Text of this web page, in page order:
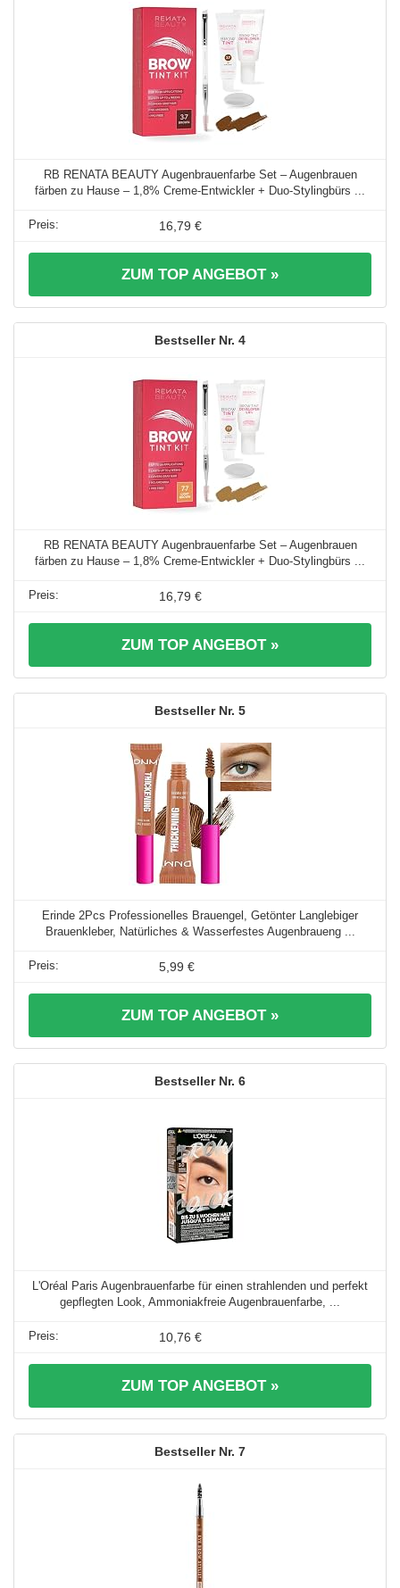
RB RENATA BEAUTY Augenbrauenfarbe Set – Augenbrauen
färben zu Hause – 1,8% Creme-Entwickler + Duo-Stylingbürs ...
16,79 €
ZUM TOP ANGEBOT »
4
RB RENATA BEAUTY Augenbrauenfarbe Set – Augenbrauen
färben zu Hause – 1,8% Creme-Entwickler + Duo-Stylingbürs ...
16,79 €
ZUM TOP ANGEBOT »
5
Erinde 2Pcs Professionelles Brauengel, Getönter Langlebiger
Brauenkleber, Natürliches & Wasserfestes Augenbraueng ...
5,99 €
ZUM TOP ANGEBOT »
6
L'Oréal Paris Augenbrauenfarbe für einen strahlenden und perfekt
gepflegten Look, Ammoniakfreie Augenbrauenfarbe, ...
10,76 €
ZUM TOP ANGEBOT »
7